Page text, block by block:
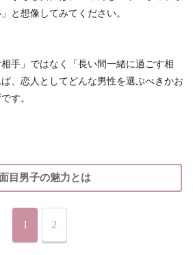
と想像してみてください。
相手」ではなく「長い間一緒に過ごす相
、恋人としてどんな男性を選ぶべきかお
す。
目男子の魅力とは
1 2